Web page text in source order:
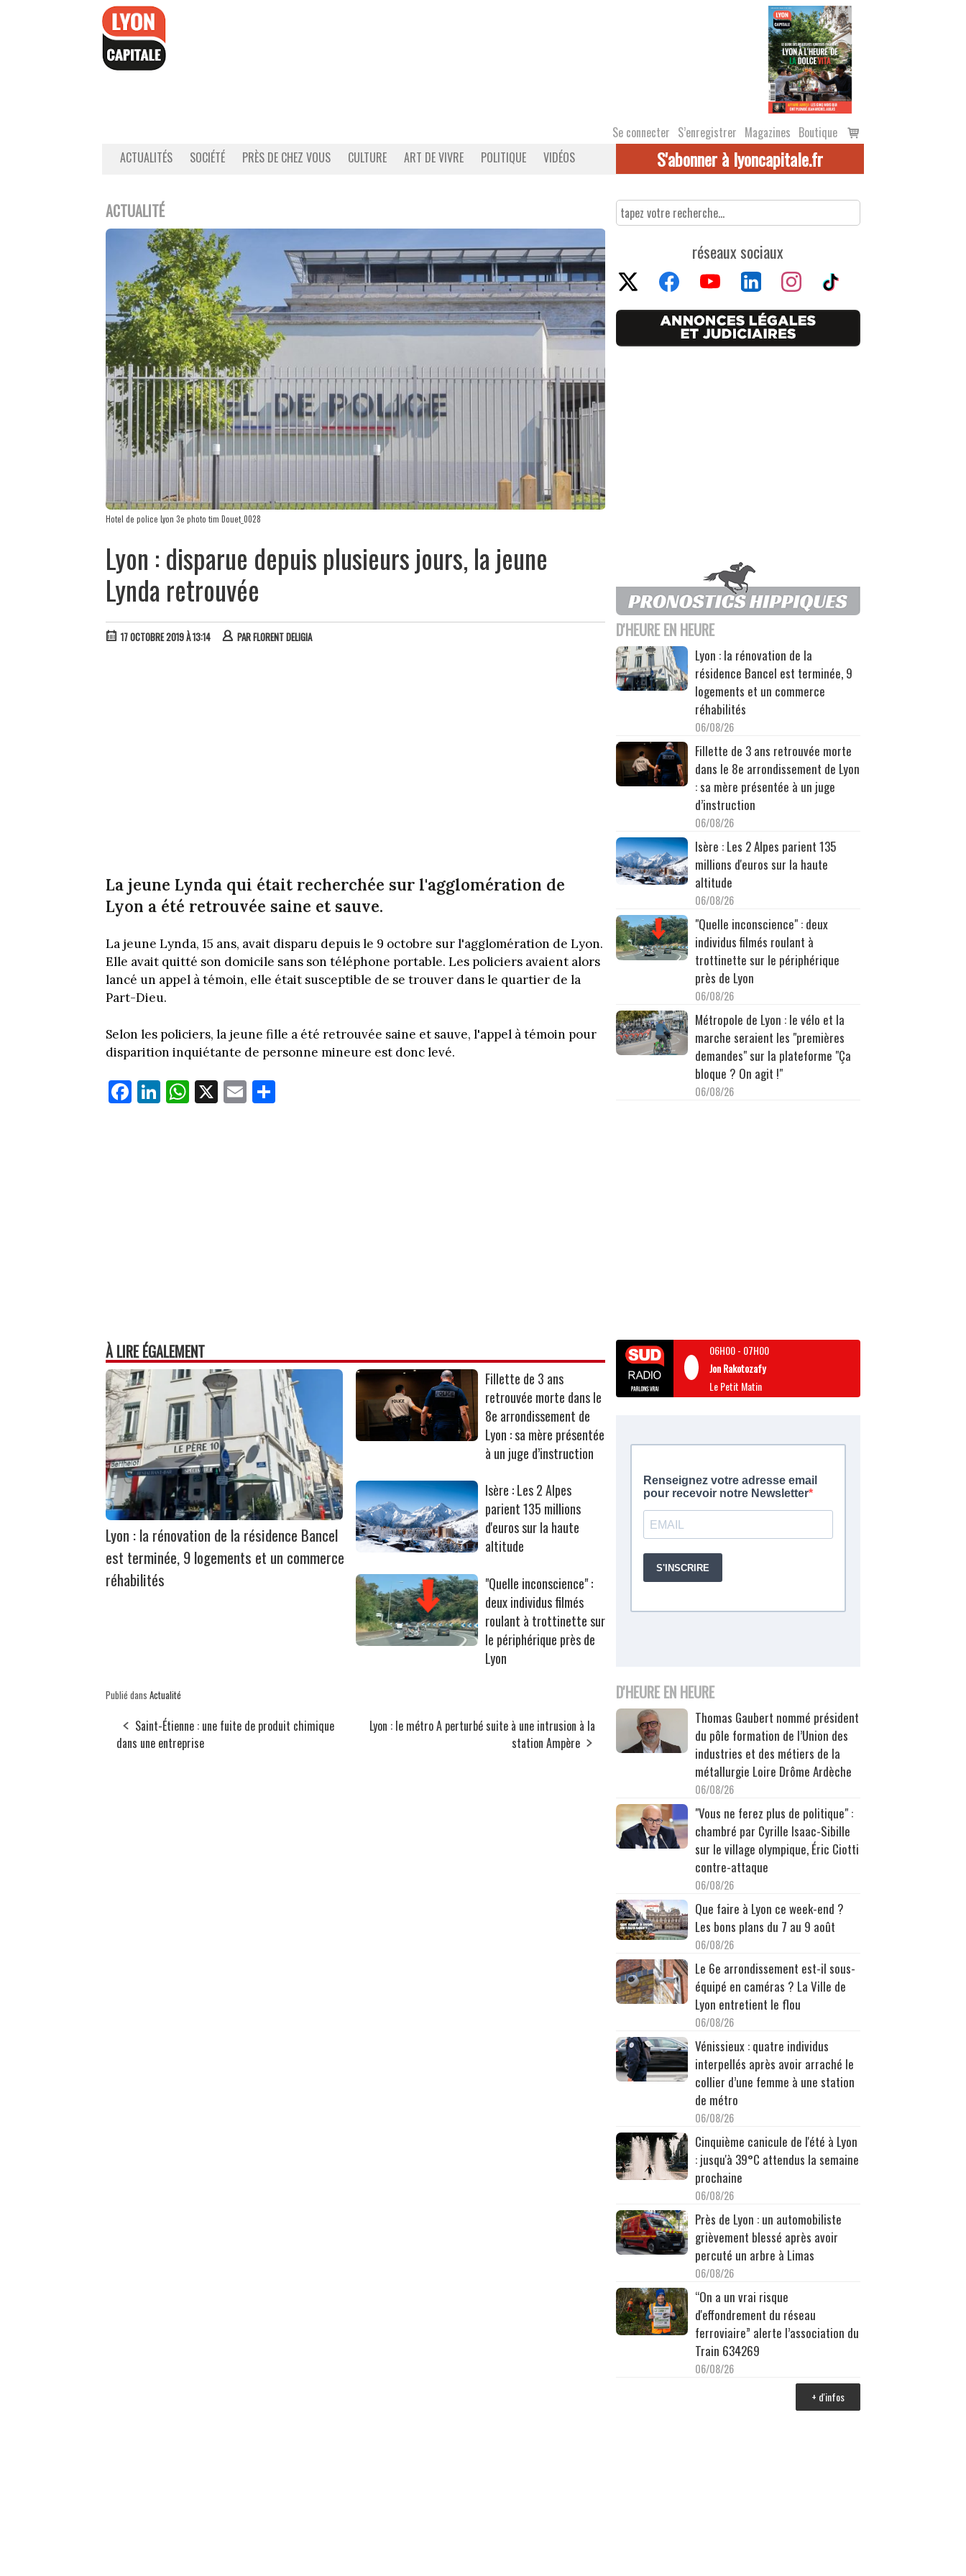
Se connecter S’enregistrer Magazines Boutique
Voir
le
ACTUALITÉS SOCIÉTÉ PRÈS DE CHEZ VOUS CULTURE ART DE VIVRE POLITIQUE VIDÉOS S'abonner à lyoncapitale.fr
ACTUALITÉ
Hotel de police Lyon 3e photo tim Douet_0028
Lyon : disparue depuis plusieurs jours, la jeune
Lynda retrouvée
17 OCTOBRE 2019 À 13:14 PARFLORENT DELIGIA
La jeune Lynda qui était recherchée sur l'agglomération de
Lyon a été retrouvée saine et sauve.
La jeune Lynda, 15 ans, avait disparu depuis le 9 octobre sur l'agglomération de Lyon.
Elle avait quitté son domicile sans son téléphone portable. Les policiers avaient alors
lancé un appel à témoin, elle était susceptible de se trouver dans le quartier de la
Part-Dieu.
Selon les policiers, la jeune fille a été retrouvée saine et sauve, l'appel à témoin pour
disparition inquiétante de personne mineure est donc levé.
Fa
ce
Li
nk
W
ha
X E
m
À LIRE ÉGALEMENT
Lyon : la rénovation de la résidence Bancel
est terminée, 9 logements et un commerce
réhabilités
Fillette de 3 ans
retrouvée morte dans le
8e arrondissement de
Lyon : sa mère présentée
à un juge d’instruction
Isère : Les 2 Alpes
parient 135 millions
d'euros sur la haute
altitude
"Quelle inconscience" :
deux individus filmés
roulant à trottinette sur
le périphérique près de
Lyon
Publié dans Actualité
Saint-Étienne : une fuite de produit chimique
dans une entreprise
Lyon : le métro A perturbé suite à une intrusion à la
station Ampère
réseaux sociaux
D'HEURE EN HEURE
Lyon : la rénovation de la
résidence Bancel est terminée, 9
logements et un commerce
réhabilités
06/08/26
Fillette de 3 ans retrouvée morte
dans le 8e arrondissement de Lyon
: sa mère présentée à un juge
d’instruction
06/08/26
Isère : Les 2 Alpes parient 135
millions d'euros sur la haute
altitude
06/08/26
"Quelle inconscience" : deux
individus filmés roulant à
trottinette sur le périphérique
près de Lyon
06/08/26
Métropole de Lyon : le vélo et la
marche seraient les "premières
demandes" sur la plateforme "Ça
bloque ? On agit !"
06/08/26
06H00- 07H00
Jon Rakotozafy
Le Petit Matin
D'HEURE EN HEURE
Thomas Gaubert nommé président
du pôle formation de l’Union des
industries et des métiers de la
métallurgie Loire Drôme Ardèche
06/08/26
"Vous ne ferez plus de politique" :
chambré par Cyrille Isaac-Sibille
sur le village olympique, Éric Ciotti
contre-attaque
06/08/26
Que faire à Lyon ce week-end ?
Les bons plans du 7 au 9 août
06/08/26
Le 6e arrondissement est-il sous-
équipé en caméras ? La Ville de
Lyon entretient le flou
06/08/26
Vénissieux : quatre individus
interpellés après avoir arraché le
collier d’une femme à une station
de métro
06/08/26
Cinquième canicule de l'été à Lyon
: jusqu'à 39°C attendus la semaine
prochaine
06/08/26
Près de Lyon : un automobiliste
grièvement blessé après avoir
percuté un arbre à Limas
06/08/26
“On a un vrai risque
d'effondrement du réseau
ferroviaire” alerte l’association du
Train 634269
06/08/26
+ d'infos